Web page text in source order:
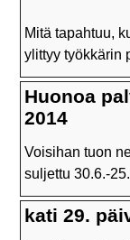
Mitä tapahtuu,
ylittyy työkkärin
Huonoa
2014
Voisihan tuon
suljettu 30.6.-
kati 29.